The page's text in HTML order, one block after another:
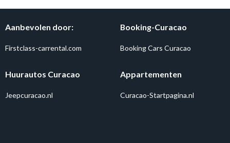
Aanbevolen door:
Firstclass-carrental.com
Booking-Curacao
Booking Cars Curacao
Huurautos Curacao
Jeepcuracao.nl
Appartementen
Curacao-Startpagina.nl